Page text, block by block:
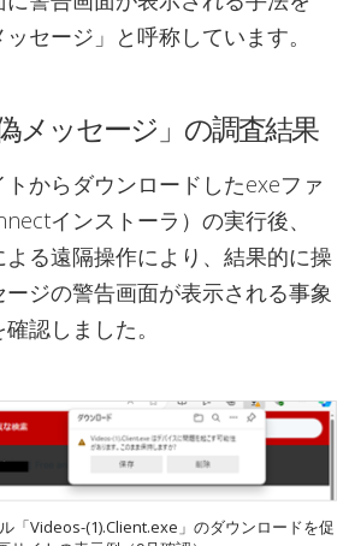
ッセージ」と呼称しています。
メッセージ」の調査結果
からダウンロードしたexeファ
インストーラ）の実行後、
る遠隔操作により、結果的に操
ジの警告画面が表示される事象
認しました。
「Videos-(1).Client.exe」のダウンロードを促